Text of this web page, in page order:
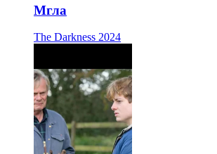
Мгла
The Darkness 2024